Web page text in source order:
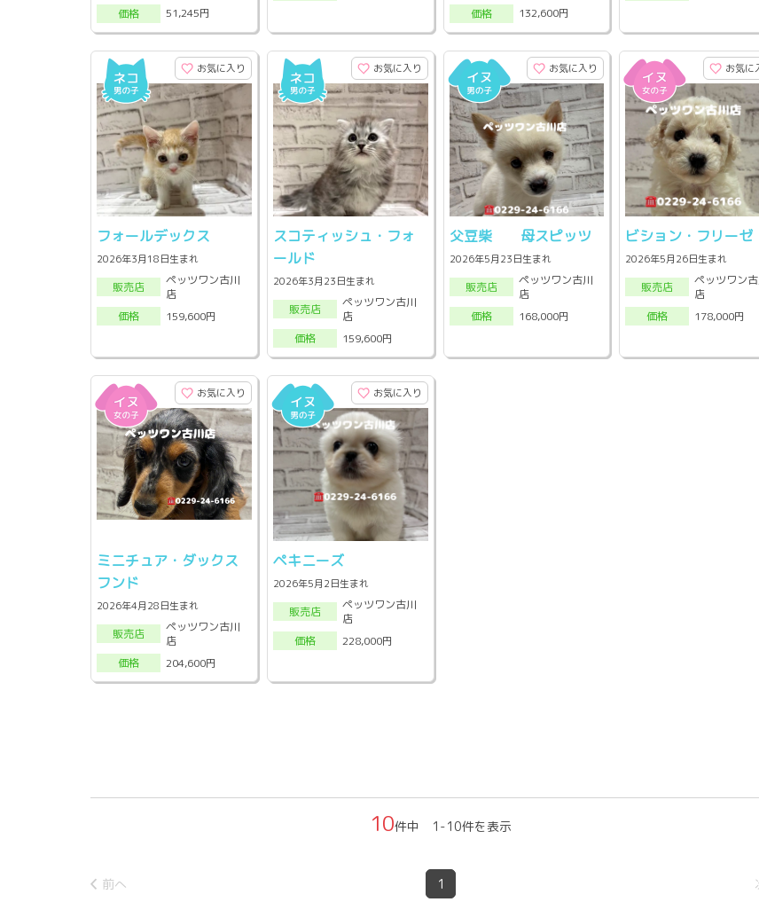
価格
51,245円
価格
132,600円
お気に入り
フォールデックス
2026年3月18日生まれ
販売店
ペッツワン古川
店
価格
159,600円
お気に入り
スコティッシュ・フォ
ールド
2026年3月23日生まれ
販売店
ペッツワン古川
店
価格
159,600円
お気に入り
父豆柴 母スピッツ
2026年5月23日生まれ
販売店
ペッツワン古川
店
価格
168,000円
お気に
ビション・フリーゼ
2026年5月26日生まれ
販売店
ペッツワン
店
価格
178,000円
お気に入り
ミニチュア・ダックス
フンド
2026年4月28日生まれ
販売店
ペッツワン古川
店
価格
204,600円
お気に入り
ペキニーズ
2026年5月2日生まれ
販売店
ペッツワン古川
店
価格
228,000円
10件中 1-10件を表示
前へ 1